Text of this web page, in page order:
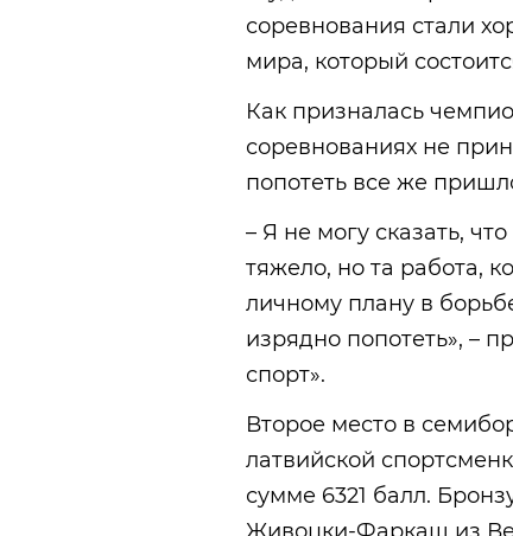
соревнования стали
мира, который
Как призналась
соревнованиях не
попотеть все же
– Я не могу сказать,
тяжело, но та работа,
личному плану в
изрядно попотеть», –
спорт».
Второе место в
латвийской
сумме 6321 балл.